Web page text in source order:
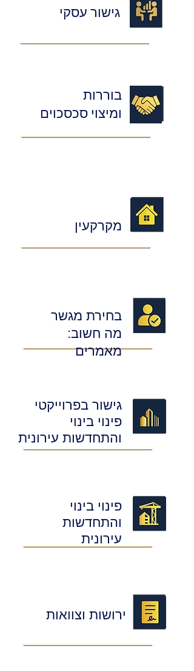
גישור עסקי
בוררות
ומיצוי סכסכוים
מקרקעין
בחירת מגשר
מה חשוב:
מאמרים
גישור בפרוייקטי
פינוי בינוי
והתחדשות עירונית
פינוי בינוי
והתחדשות
עירונית
ירושות וצוואות